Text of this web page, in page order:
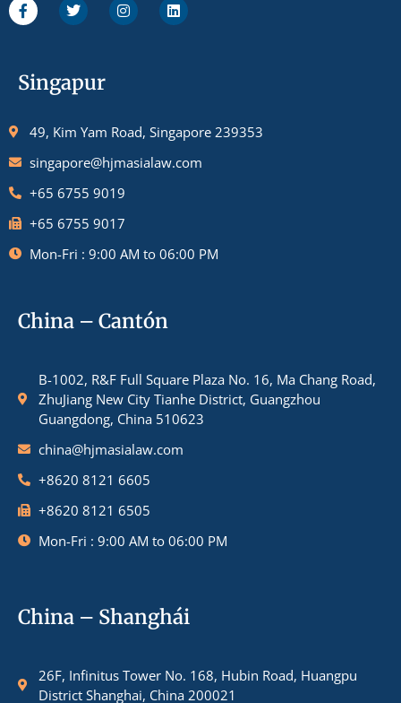
Singapur
49, Kim Yam Road, Singapore 239353
singapore@hjmasialaw.com
+65 6755 9019
+65 6755 9017
Mon-Fri : 9:00 AM to 06:00 PM
China – Cantón
B-1002, R&F Full Square Plaza No. 16, Ma Chang Road,
ZhuJiang New City Tianhe District, Guangzhou
Guangdong, China 510623
china@hjmasialaw.com
+8620 8121 6605
+8620 8121 6505
Mon-Fri : 9:00 AM to 06:00 PM
China – Shanghái
26F, Infinitus Tower No. 168, Hubin Road, Huangpu
District Shanghai, China 200021